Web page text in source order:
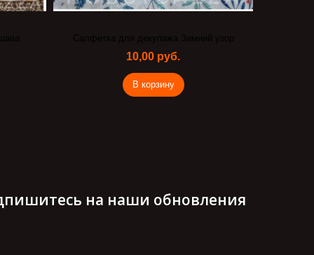
Салфетка для декупажа Зимний узор
10,00 руб.
В корзину
на наши обновления